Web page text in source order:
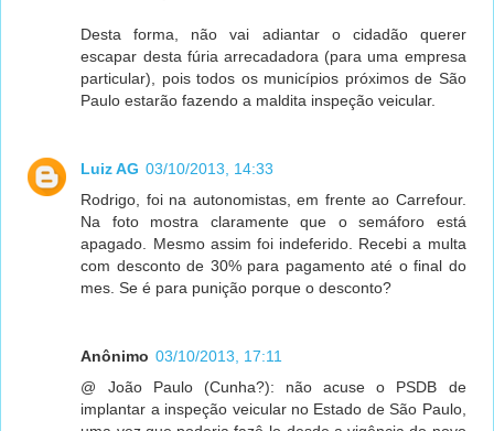
Desta forma, não vai adiantar o cidadão querer
escapar desta fúria arrecadadora (para uma empresa
particular), pois todos os municípios próximos de São
Paulo estarão fazendo a maldita inspeção veicular.
Luiz AG 03/10/2013, 14:33
Rodrigo, foi na autonomistas, em frente ao Carrefour.
Na foto mostra claramente que o semáforo está
apagado. Mesmo assim foi indeferido. Recebi a multa
com desconto de 30% para pagamento até o final do
mes. Se é para punição porque o desconto?
Anônimo 03/10/2013, 17:11
@ João Paulo (Cunha?): não acuse o PSDB de
implantar a inspeção veicular no Estado de São Paulo,